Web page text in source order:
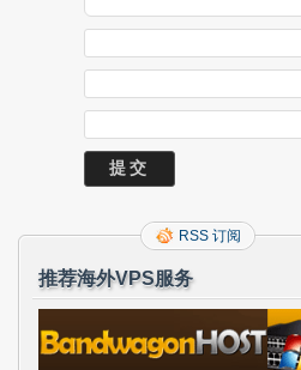
RSS 订阅
推荐海外VPS服务